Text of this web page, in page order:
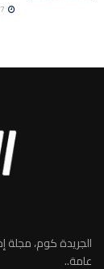
الجريدة كوم، مجلة
عامة..